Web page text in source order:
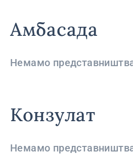
Амбасада
Немамо
Конзулат
Немамо